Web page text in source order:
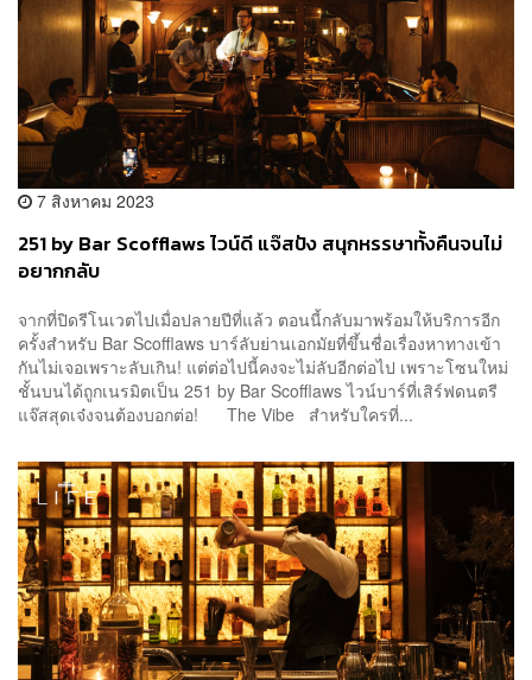
7 สิงหาคม 2023
251 by Bar Scofflaws ไวน์ดี แจ๊สปัง สนุกหรรษาทั้งคืนจนไม่
อยากกลับ
จากที่ปิดรีโนเวตไปเมื่อปลายปีที่แล้ว ตอนนี้กลับมาพร้อมให้บริการอีก
ครั้งสำหรับ Bar Scofflaws บาร์ลับย่านเอกมัยที่ขึ้นชื่อเรื่องหาทางเข้า
กันไม่เจอเพราะลับเกิน! แต่ต่อไปนี้คงจะไม่ลับอีกต่อไป เพราะโซนใหม่
ชั้นบนได้ถูกเนรมิตเป็น 251 by Bar Scofflaws ไวน์บาร์ที่เสิร์ฟดนตรี
แจ๊สสุดเจ๋งจนต้องบอกต่อ! The Vibe สำหรับใครที่...